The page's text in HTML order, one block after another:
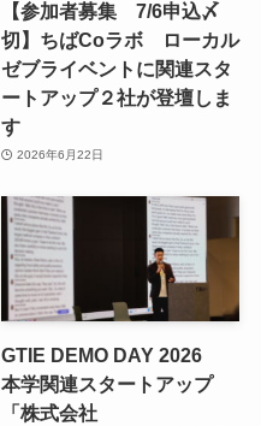
【参加者募集 7/6申込〆
切】ちばCoラボ ローカル
ゼブライベントに関連スタ
ートアップ２社が登壇しま
す
2026年6月22日
GTIE DEMO DAY 2026
本学関連スタートアップ
「株式会社